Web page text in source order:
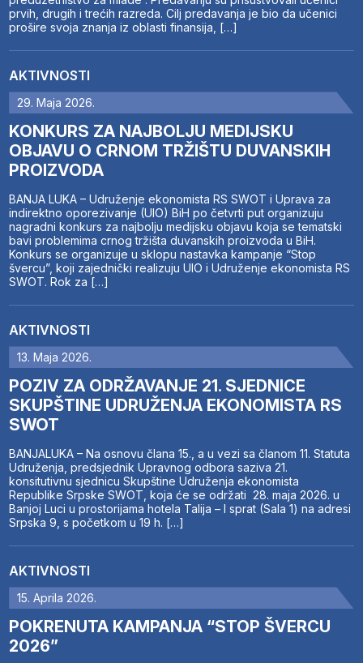
prvih, drugih i trećih razreda. Cilj predavanja je bio da učenici
prošire svoja znanja iz oblasti finansija, […]
AKTIVNOSTI
29. Maja 2026.
KONKURS ZA NAJBOLJU MEDIJSKU
OBJAVU O CRNOM TRŽIŠTU DUVANSKIH
PROIZVODA
BANJA LUKA – Udruženje ekonomista RS SWOT i Uprava za
indirektno oporezivanje (UIO) BiH po četvrti put organizuju
nagradni konkurs za najbolju medijsku objavu koja se tematski
bavi problemima crnog tržišta duvanskih proizvoda u BiH.
Konkurs se organizuje u sklopu nastavka kampanje “Stop
švercu”, koji zajednički realizuju UIO i Udruženje ekonomista RS
SWOT. Rok za […]
AKTIVNOSTI
13. Maja 2026.
POZIV ZA ODRŽAVANJE 21. SJEDNICE
SKUPŠTINE UDRUŽENJA EKONOMISTA RS
SWOT
BANJALUKA – Na osnovu člana 15., a u vezi sa članom 11. Statuta
Udruženja, predsjednik Upravnog odbora saziva 21.
konsitutivnu sjednicu Skupštine Udruženja ekonomista
Republike Srpske SWOT, koja će se održati 28. maja 2026. u
Banjoj Luci u prostorijama hotela Talija – I sprat (Sala 1) na adresi
Srpska 9, s početkom u 19 h. […]
AKTIVNOSTI
15. Aprila 2026.
POKRENUTA KAMPANJA “STOP ŠVERCU
2026”